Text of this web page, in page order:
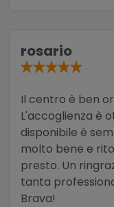
rosario
Il centro è ben
L'accoglienza è
disponibile è
molto bene e
presto. Un
tanta
Brava!